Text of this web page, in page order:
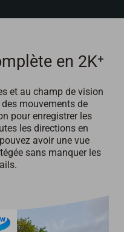
en 2K⁺
et au champ de vision
mouvements de
pour enregistrer les
les directions en
avoir une vue
sans manquer les